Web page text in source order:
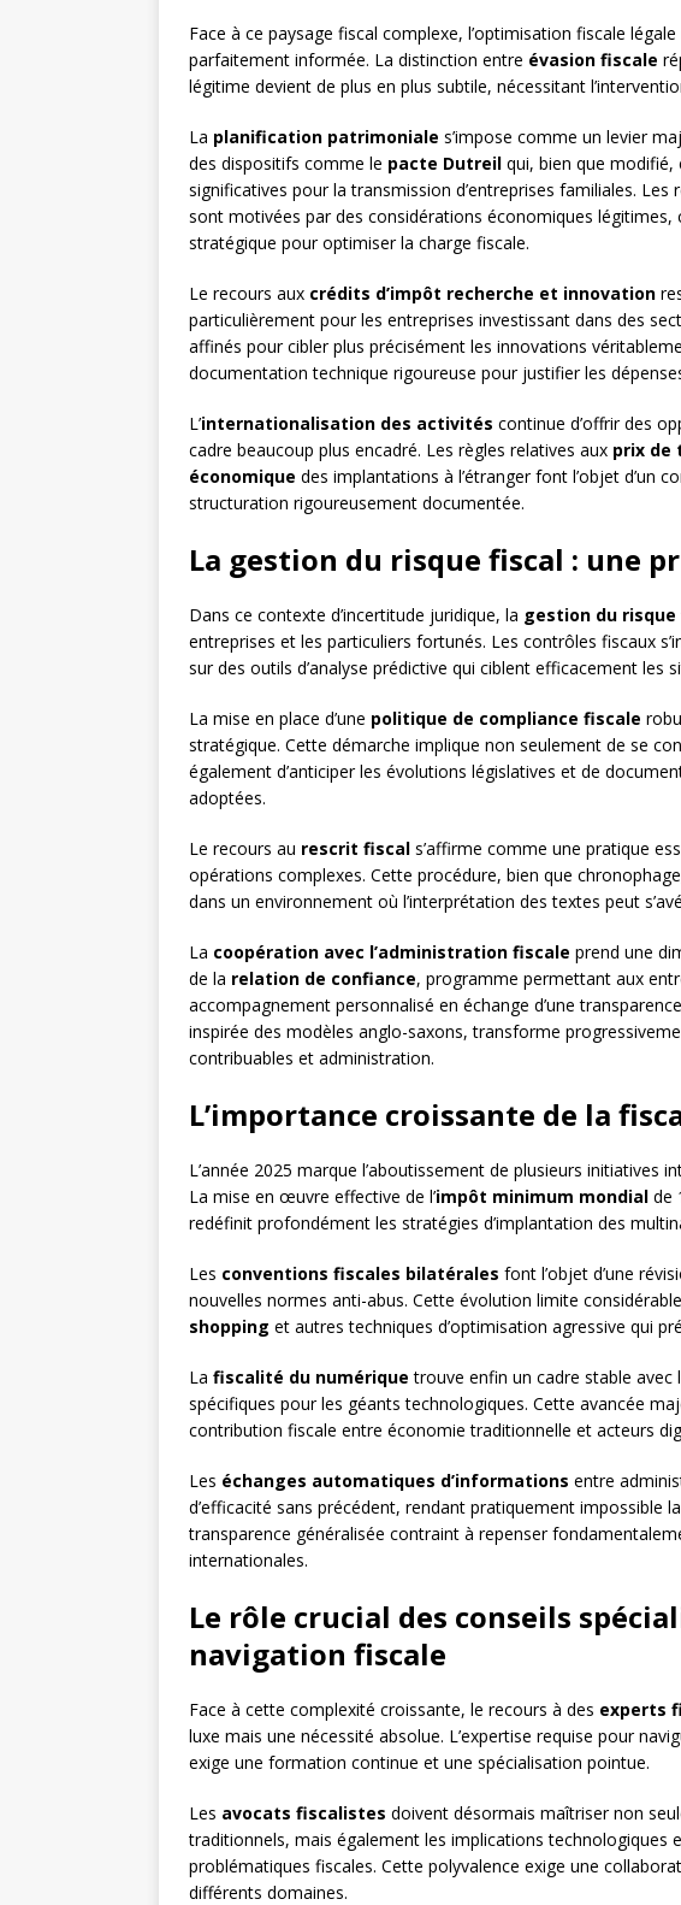
Face à ce paysage fiscal complexe, l’optimisation fiscale
parfaitement informée. La distinction entre évasion fiscale
légitime devient de plus en plus subtile, nécessitant
La planification patrimoniale s’impose comme un levier
des dispositifs comme le pacte Dutreil qui, bien que modifié,
significatives pour la transmission d’entreprises familiales. Les
sont motivées par des considérations économiques
stratégique pour optimiser la charge fiscale.
Le recours aux crédits d’impôt recherche et innovation
particulièrement pour les entreprises investissant dans des
affinés pour cibler plus précisément les innovations
documentation technique rigoureuse pour justifier les
L’internationalisation des activités continue d’offrir des
cadre beaucoup plus encadré. Les règles relatives aux prix de
économique des implantations à l’étranger font l’objet d’un
structuration rigoureusement documentée.
La gestion du risque fiscal : une
Dans ce contexte d’incertitude juridique, la gestion du
entreprises et les particuliers fortunés. Les contrôles fiscaux
sur des outils d’analyse prédictive qui ciblent efficacement les
La mise en place d’une politique de compliance fiscale
stratégique. Cette démarche implique non seulement de se
également d’anticiper les évolutions législatives et de
adoptées.
Le recours au rescrit fiscal s’affirme comme une pratique
opérations complexes. Cette procédure, bien que
dans un environnement où l’interprétation des textes peut
La coopération avec l’administration fiscale prend une
de la relation de confiance, programme permettant aux
accompagnement personnalisé en échange d’une
inspirée des modèles anglo-saxons, transforme
contribuables et administration.
L’importance croissante de la
L’année 2025 marque l’aboutissement de plusieurs initiatives
La mise en œuvre effective de l’impôt minimum mondial de
redéfinit profondément les stratégies d’implantation des
Les conventions fiscales bilatérales font l’objet d’une
nouvelles normes anti-abus. Cette évolution limite
shopping et autres techniques d’optimisation agressive qui
La fiscalité du numérique trouve enfin un cadre stable avec
spécifiques pour les géants technologiques. Cette avancée
contribution fiscale entre économie traditionnelle et acteurs
Les échanges automatiques d’informations entre
d’efficacité sans précédent, rendant pratiquement impossible
transparence généralisée contraint à repenser
internationales.
Le rôle crucial des conseils
navigation fiscale
Face à cette complexité croissante, le recours à des experts
luxe mais une nécessité absolue. L’expertise requise pour
exige une formation continue et une spécialisation pointue.
Les avocats fiscalistes doivent désormais maîtriser non
traditionnels, mais également les implications technologiques
problématiques fiscales. Cette polyvalence exige une
différents domaines.